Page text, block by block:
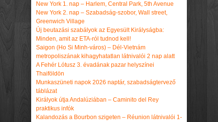
New York 1. nap – Harlem, Central Park, 5th Avenue
New York 2. nap – Szabadság-szobor, Wall street,
Greenwich Village
Új beutazási szabályok az Egyesült Királyságba:
Minden, amit az ETA-ról tudnod kell!
Saigon (Ho Si Minh-város) – Dél-Vietnám
metropoliszának kihagyhatatlan látnivalói 2 nap alatt
A Fehér Lótusz 3. évadának pazar helyszínei
Thaiföldön
Munkaszüneti napok 2026 naptár, szabadságtervező
táblázat
Királyok útja Andalúziában – Caminito del Rey
praktikus infók
Kalandozás a Bourbon szigeten – Réunion látnivalói 1-